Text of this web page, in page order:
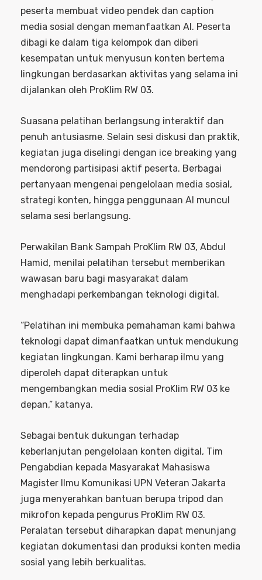
peserta membuat video pendek dan caption
media sosial dengan memanfaatkan AI. Peserta
dibagi ke dalam tiga kelompok dan diberi
kesempatan untuk menyusun konten bertema
lingkungan berdasarkan aktivitas yang selama ini
dijalankan oleh ProKlim RW 03.
Suasana pelatihan berlangsung interaktif dan
penuh antusiasme. Selain sesi diskusi dan praktik,
kegiatan juga diselingi dengan ice breaking yang
mendorong partisipasi aktif peserta. Berbagai
pertanyaan mengenai pengelolaan media sosial,
strategi konten, hingga penggunaan AI muncul
selama sesi berlangsung.
Perwakilan Bank Sampah ProKlim RW 03, Abdul
Hamid, menilai pelatihan tersebut memberikan
wawasan baru bagi masyarakat dalam
menghadapi perkembangan teknologi digital.
“Pelatihan ini membuka pemahaman kami bahwa
teknologi dapat dimanfaatkan untuk mendukung
kegiatan lingkungan. Kami berharap ilmu yang
diperoleh dapat diterapkan untuk
mengembangkan media sosial ProKlim RW 03 ke
depan,” katanya.
Sebagai bentuk dukungan terhadap
keberlanjutan pengelolaan konten digital, Tim
Pengabdian kepada Masyarakat Mahasiswa
Magister Ilmu Komunikasi UPN Veteran Jakarta
juga menyerahkan bantuan berupa tripod dan
mikrofon kepada pengurus ProKlim RW 03.
Peralatan tersebut diharapkan dapat menunjang
kegiatan dokumentasi dan produksi konten media
sosial yang lebih berkualitas.